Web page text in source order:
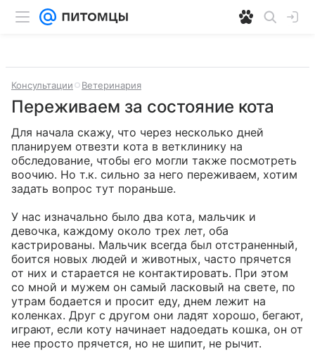
Консультации Ветеринария
Переживаем за состояние кота
Для начала скажу, что через несколько дней
планируем отвезти кота в ветклинику на
обследование, чтобы его могли также посмотреть
воочию. Но т.к. сильно за него переживаем, хотим
задать вопрос тут пораньше.
У нас изначально было два кота, мальчик и
девочка, каждому около трех лет, оба
кастрированы. Мальчик всегда был отстраненный,
боится новых людей и животных, часто прячется
от них и старается не контактировать. При этом
со мной и мужем он самый ласковый на свете, по
утрам бодается и просит еду, днем лежит на
коленках. Друг с другом они ладят хорошо, бегают,
играют, если коту начинает надоедать кошка, он от
нее просто прячется, но не шипит, не рычит.